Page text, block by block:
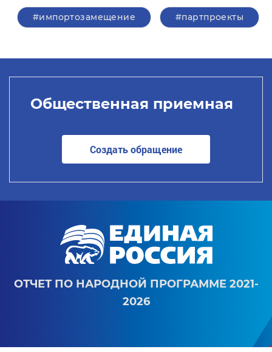
#импортозамещение #партпроекты
Общественная приемная
Создать обращение
ОТЧЕТ ПО НАРОДНОЙ ПРОГРАММЕ 2021-
2026